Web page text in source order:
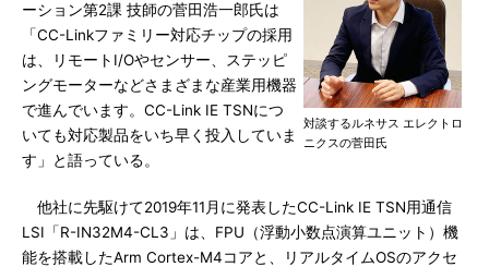
対談するルネサス エレクトロ
ニクスの菅田氏
ーション第2課 技師の菅田浩一郎氏は
「CC-Linkファミリー対応チップの採用
は、リモートI/Oやセンサー、ステッピ
ングモーターなどさまざまな産業用機器
で進んでいます。CC-Link IE TSNにつ
いても対応製品をいち早く投入していま
す」と語っている。
他社に先駆けて2019年11月に発表したCC-Link IE TSN用通信
LSI「R-IN32M4-CL3」は、FPU（浮動小数点演算ユニット）機
能を搭載したArm Cortex-M4コアと、リアルタイムOSのアクセ